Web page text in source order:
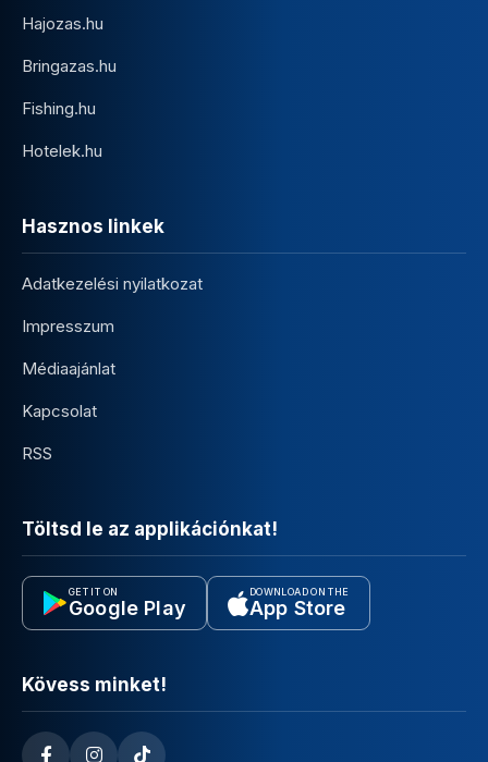
Hajozas.hu
Bringazas.hu
Fishing.hu
Hotelek.hu
Hasznos linkek
Adatkezelési nyilatkozat
Impresszum
Médiaajánlat
Kapcsolat
RSS
Töltsd le az applikációnkat!
GET IT ON
Google Play
DOWNLOAD ON THE
App Store
Kövess minket!